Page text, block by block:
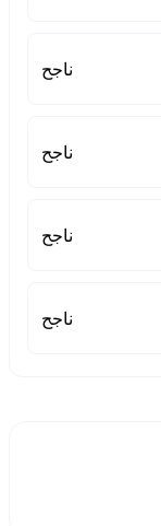
ناجح
ناجح
ناجح
ناجح